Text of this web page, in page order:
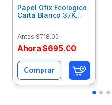
Papel Ofix Ecologico
Carta Blanco 37K
Antes $718.00
Ahora $695.00
Comprar